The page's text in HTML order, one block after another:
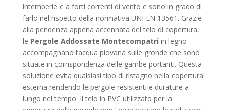
intemperie e a forti correnti di vento e sono in grado di
farlo nel rispetto della normativa UNI EN 13561. Grazie
alla pendenza appena accennata del telo di copertura,
le Pergole Addossate Montecompatri in legno
accompagnano l’acqua piovana sulle gronde che sono
situate in corrispondenza delle gambe portanti. Questa
soluzione evita qualsiasi tipo di ristagno nella copertura
esterna rendendo le pergole resistenti e durature a
lungo nel tempo. Il telo in PVC utilizzato per la